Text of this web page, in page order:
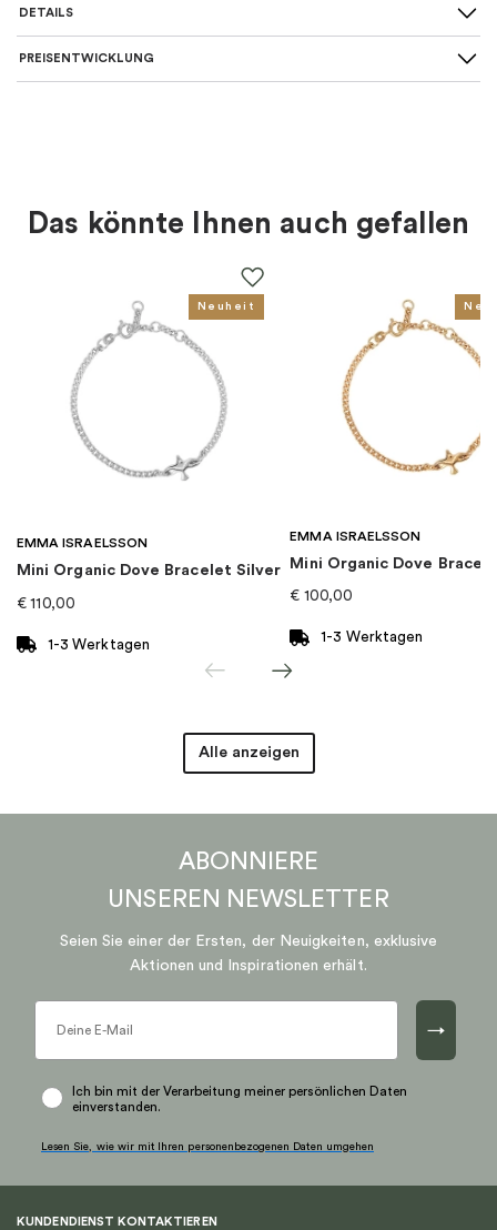
DETAILS
SKU
4051245504460
Kollektion TS Exclusive
Kategorie Halsketten
Thomas Sabo
PREISENTWICKLUNG
Das könnte Ihnen auch gefallen
Neuheit
EMMA ISRAELSSON
Mini Organic Dove Bracelet Silver
€ 110,00
1-3 Werktagen
EMMA ISRAELSSON
Mini Organic Dove
€ 100,00
1-3 Werktagen
Alle anzeigen
ABONNIERE
UNSEREN NEWSLETTER
Seien Sie einer der Ersten, der Neuigkeiten, exklusive
Aktionen und Inspirationen erhält.
→
Ich bin mit der Verarbeitung meiner persönlichen Daten
einverstanden.
Lesen Sie, wie wir mit Ihren personenbezogenen Daten umgehen
KUNDENDIENST KONTAKTIEREN